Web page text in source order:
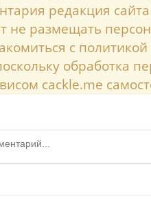
редакция
не размещать
с
обработка
cackle.me